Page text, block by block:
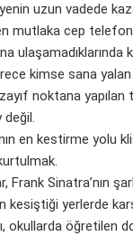
uzun vadede
mutlaka cep
ulaşamadıklarında
kimse sana
noktana
değil.
en kestirme yolu
Sinatra’nın
kesiştiği yerlerde
okullarda öğretilen